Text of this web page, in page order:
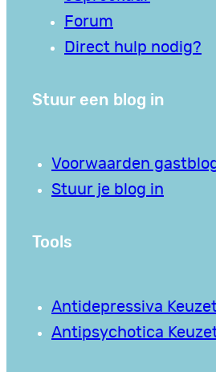
Forum
Direct hulp nodig?
Stuur een blog in
Voorwaarden
Stuur je blog in
Tools
Antidepressiva
Antipsychotica